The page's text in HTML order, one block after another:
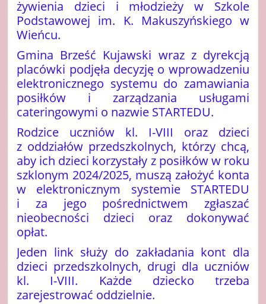
żywienia dzieci i młodzieży w Szkole
Podstawowej im. K. Makuszyńskiego w
Wieńcu.
Gmina Brześć Kujawski wraz z dyrekcją
placówki podjęła decyzję o wprowadzeniu
elektronicznego systemu do zamawiania
posiłków i zarządzania usługami
cateringowymi o nazwie STARTEDU.
Rodzice uczniów kl. I-VIII oraz dzieci
z oddziałów przedszkolnych, którzy chcą,
aby ich dzieci korzystały z posiłków w roku
szklonym 2024/2025, muszą założyć konta
w elektronicznym systemie STARTEDU
i za jego pośrednictwem zgłaszać
nieobecności dzieci oraz dokonywać
opłat.
Jeden link służy do zakładania kont dla
dzieci przedszkolnych, drugi dla uczniów
kl. I-VIII. Każde dziecko trzeba
zarejestrować oddzielnie.